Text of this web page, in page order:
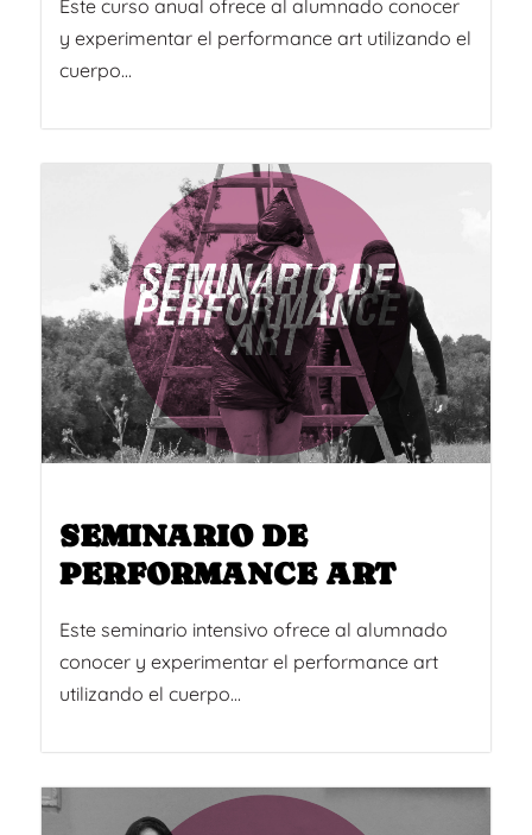
Este curso anual ofrece al alumnado conocer
y experimentar el performance art utilizando el
cuerpo...
SEMINARIO DE
PERFORMANCE ART
Este seminario intensivo ofrece al alumnado
conocer y experimentar el performance art
utilizando el cuerpo...